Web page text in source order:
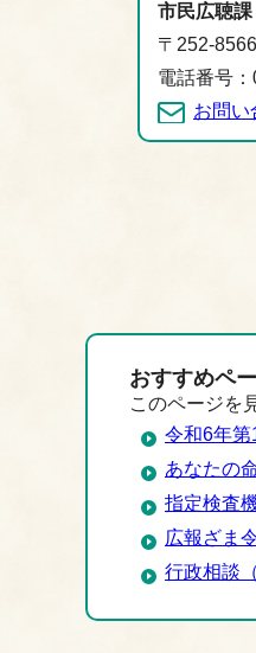
市民広聴
〒252-
電話番号
お問い
おすすめペ
このページを
令和6年
あなたの
指定検査
広報ざま
行政相談